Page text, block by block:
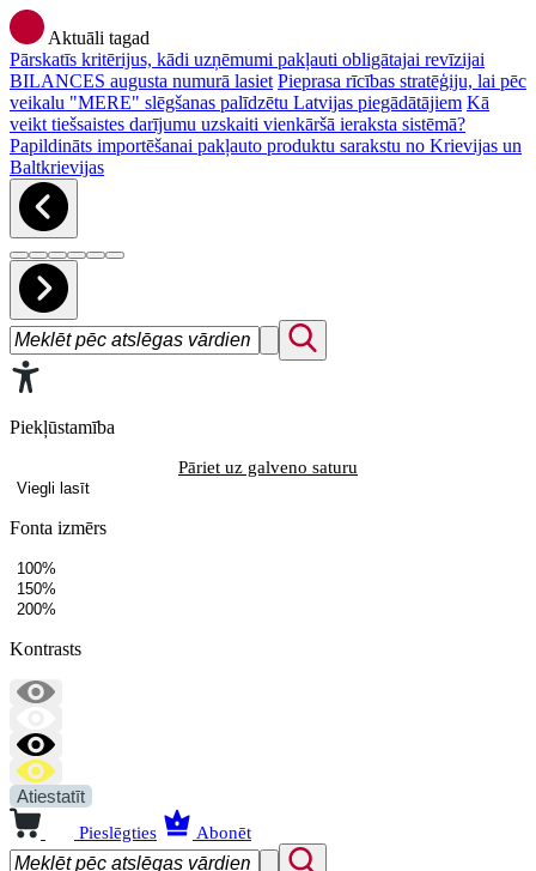
Aktuāli tagad
Pārskatīs kritērijus, kādi uzņēmumi pakļauti obligātajai revīzijai
BILANCES augusta numurā lasiet Pieprasa rīcības stratēģiju, lai pēc
veikalu "MERE" slēgšanas palīdzētu Latvijas piegādātājiem Kā
veikt tiešsaistes darījumu uzskaiti vienkāršā ieraksta sistēmā?
Papildināts importēšanai pakļauto produktu sarakstu no Krievijas un
Baltkrievijas
Piekļūstamība
Pāriet uz galveno saturu
Viegli lasīt
Fonta izmērs
100%
150%
200%
Kontrasts
Atiestatīt
Pieslēgties Abonēt